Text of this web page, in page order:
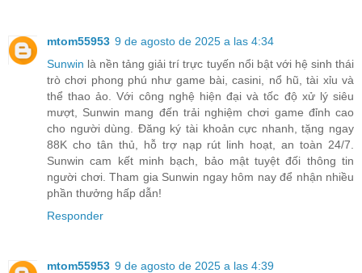
mtom55953 9 de agosto de 2025 a las 4:34
Sunwin là nền tảng giải trí trực tuyến nổi bật với hệ sinh thái
trò chơi phong phú như game bài, casini, nổ hũ, tài xỉu và
thể thao ảo. Với công nghệ hiện đại và tốc độ xử lý siêu
mượt, Sunwin mang đến trải nghiệm chơi game đỉnh cao
cho người dùng. Đăng ký tài khoản cực nhanh, tặng ngay
88K cho tân thủ, hỗ trợ nạp rút linh hoạt, an toàn 24/7.
Sunwin cam kết minh bạch, bảo mật tuyệt đối thông tin
người chơi. Tham gia Sunwin ngay hôm nay để nhận nhiều
phần thưởng hấp dẫn!
Responder
mtom55953 9 de agosto de 2025 a las 4:39